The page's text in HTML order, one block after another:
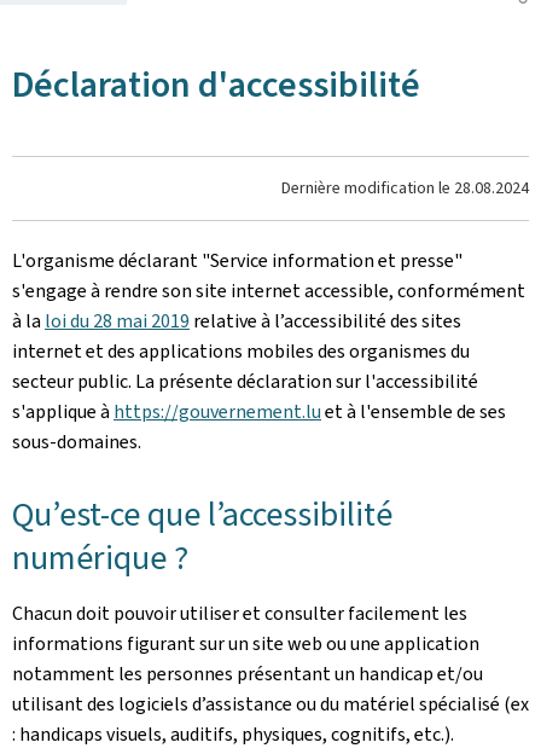
Déclaration d'accessibilité
Dernière modification le 28.08.2024
L'organisme déclarant"Service information et presse"
s'engage à rendre son site internet accessible, conformément
à la loi du 28 mai 2019 relative à l’accessibilité des sites
internet et des applications mobiles des organismes du
secteur public. La présente déclaration sur l'accessibilité
s'applique à https://gouvernement.luet à l'ensemble de ses
sous-domaines.
Qu’est-ce que l’accessibilité
numérique ?
Chacun doit pouvoir utiliser et consulter facilement les
informations figurant sur un site web ou une application
notamment les personnes présentant un handicap et/ou
utilisant des logiciels d’assistance ou du matériel spécialisé (ex
: handicaps visuels, auditifs, physiques, cognitifs, etc.).